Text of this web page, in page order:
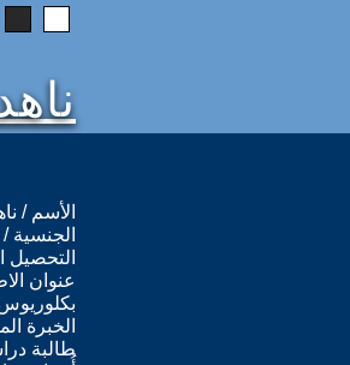
الأسم /
الجنسية
التحصيل
عنوان
بكلوريوس
الخبرة
طالبة